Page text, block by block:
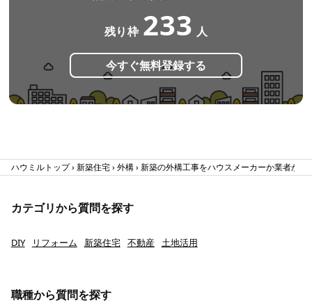
残り枠 233 人
今すぐ無料登録する
ハウミルトップ 新築住宅 外構 新築の外構工事をハウスメーカーか業者か検
カテゴリから質問を探す
DIY リフォーム 新築住宅 不動産 土地活用
職種から質問を探す